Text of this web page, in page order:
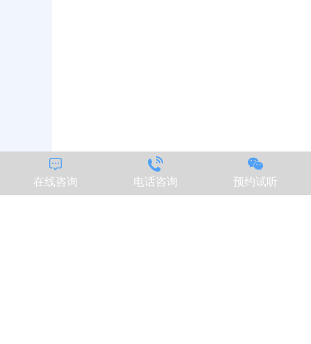

在线咨询

电话咨询

预约试听